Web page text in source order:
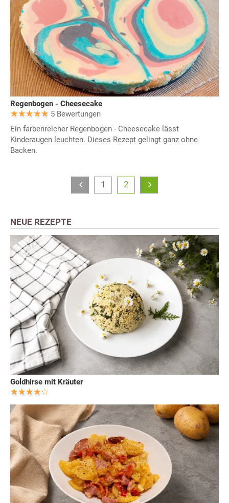
Regenbogen - Cheesecake
5 Bewertungen
Ein farbenreicher Regenbogen - Cheesecake lässt
Kinderaugen leuchten. Dieses Rezept gelingt ganz ohne
Backen.
1 2
NEUE REZEPTE
Goldhirse mit Kräuter